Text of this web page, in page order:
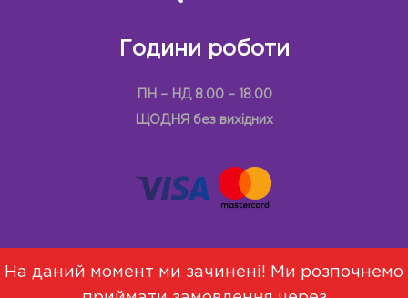
Години роботи
ПН – НД 8.00 – 18.00
ЩОДНЯ без вихідних
На даний момент ми зачинені! Ми розпочнемо